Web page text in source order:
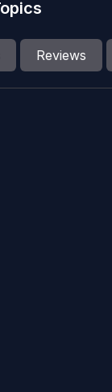
Reviews